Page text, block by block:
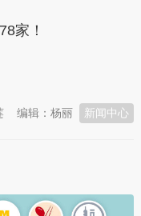
家！
新闻中心
编辑：杨丽